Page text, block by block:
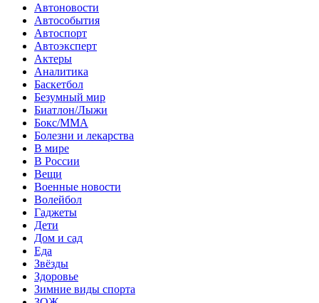
Автоновости
Автособытия
Автоспорт
Автоэксперт
Актеры
Аналитика
Баскетбол
Безумный мир
Биатлон/Лыжи
Бокс/MMA
Болезни и лекарства
В мире
В России
Вещи
Военные новости
Волейбол
Гаджеты
Дети
Дом и сад
Еда
Звёзды
Здоровье
Зимние виды спорта